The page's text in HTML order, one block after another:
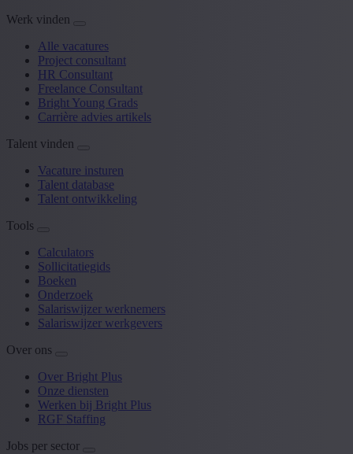
Werk vinden
Alle vacatures
Project consultant
HR Consultant
Freelance Consultant
Bright Young Grads
Carrière advies artikels
Talent vinden
Vacature insturen
Talent database
Talent ontwikkeling
Tools
Calculators
Sollicitatiegids
Boeken
Onderzoek
Salariswijzer werknemers
Salariswijzer werkgevers
Over ons
Over Bright Plus
Onze diensten
Werken bij Bright Plus
RGF Staffing
Jobs per sector